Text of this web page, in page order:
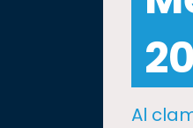
Internacionalización
Al